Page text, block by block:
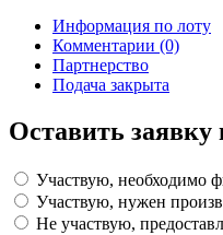
Информация по лоту
Комментарии (0)
Партнерство
Подача закрыта
Оставить заявку
Участвую, необходимо
Участвую, нужен
Не участвую,